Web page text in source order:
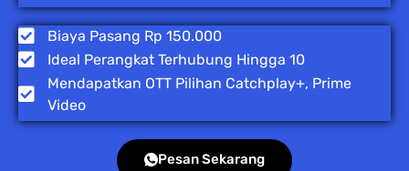
Biaya Pasang Rp 150.000
Ideal Perangkat Terhubung Hingga 10
Mendapatkan OTT Pilihan Catchplay+, Prime
Video
Pesan Sekarang